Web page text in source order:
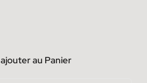
ajouter au Panier